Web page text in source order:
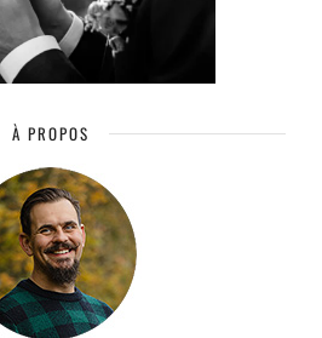
À PROPOS